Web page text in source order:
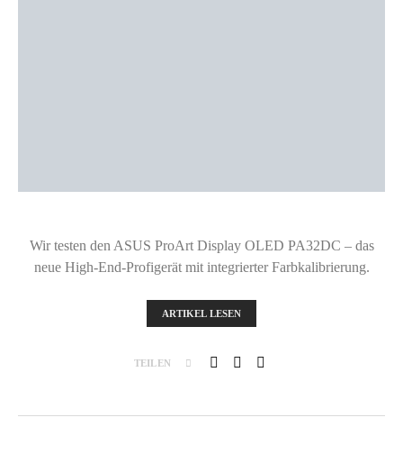
Wir testen den ASUS ProArt Display OLED PA32DC – das
neue High-End-Profigerät mit integrierter Farbkalibrierung.
ARTIKEL LESEN
TEILEN